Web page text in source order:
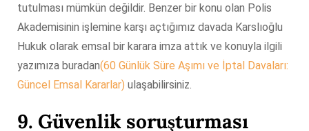
tutulması mümkün değildir. Benzer bir konu olan Polis
Akademisinin işlemine karşı açtığımız davada Karslıoğlu
Hukuk olarak emsal bir karara imza attık ve konuyla ilgili
yazımıza buradan(60 Günlük Süre Aşımı ve İptal Davaları:
Güncel Emsal Kararlar) ulaşabilirsiniz.
9. Güvenlik soruşturması